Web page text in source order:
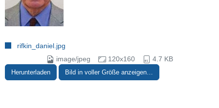
rifkin_daniel.jpg
image/jpeg
120x160 4.7 KB
Herunterladen Bild in voller Größe anzeigen…